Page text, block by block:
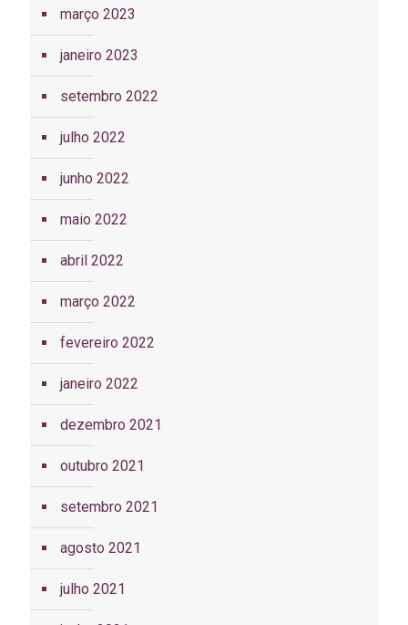
março 2023
janeiro 2023
setembro 2022
julho 2022
junho 2022
maio 2022
abril 2022
março 2022
fevereiro 2022
janeiro 2022
dezembro 2021
outubro 2021
setembro 2021
agosto 2021
julho 2021